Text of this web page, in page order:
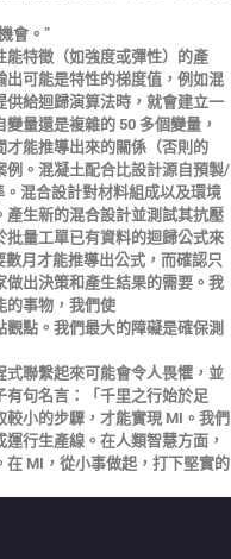
會。”
特徵（如強度或彈性）的產
可能是特性的梯度值，例如混
給迴歸演算法時，就會建立一
量還是複雜的 50 多個變量，
能推導出來的關係（否則的
例。混凝土配合比設計源自預製/
混合設計對材料組成以及環境
生新的混合設計並測試其抗壓
量工單已有資料的迴歸公式來
月才能推導出公式，而確認只
出決策和產生結果的需要。我
的事物，我們使
點。我們最大的障礙是確保測
聯繫起來可能會令人畏懼，並
句名言：「千里之行始於足
小的步驟，才能實現 MI。我們
行生產線。在人類智慧方面，
MI，從小事做起，打下堅實的